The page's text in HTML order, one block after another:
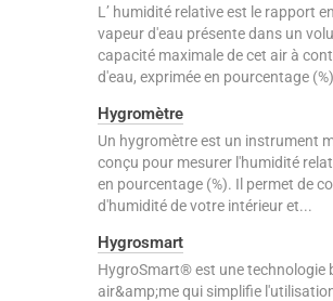
L’ humidité relative est le rapport
vapeur d'eau présente dans un
capacité maximale de cet air à
d'eau, exprimée en pourcentage
Hygromètre
Un hygromètre est un instrument
conçu pour mesurer l'humidité
en pourcentage (%). Il permet de
d'humidité de votre intérieur et...
Hygrosmart
HygroSmart® est une technologie
air&amp;me qui simplifie